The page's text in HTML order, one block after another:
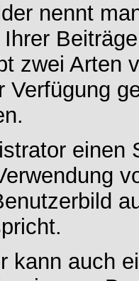
nennt
zwei Arten
Verfügung
einen
kann auch